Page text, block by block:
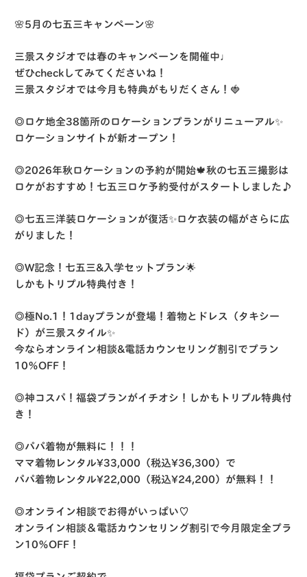
🌸5月の七五三キャンペーン🌸
三景スタジオでは春のキャンペーンを開催中♩
ぜひcheckしてみてくださいね！
三景スタジオでは今月も特典がもりだくさん！🍓
◎ロケ地全38箇所のロケーションプランがリニューアル✨
ロケーションサイトが新オープン！
◎2026年秋ロケーションの予約が開始🍁秋の七五三撮影は
ロケがおすすめ！七五三ロケ予約受付がスタートしました♪
◎七五三洋装ロケーションが復活✨ロケ衣装の幅がさらに広
がりました！
◎W記念！七五三&入学セットプラン🌟
しかもトリプル特典付き！
◎極No.1！1dayプランが登場！着物とドレス（タキシー
ド）が三景スタイル✨
今ならオンライン相談&電話カウンセリング割引でプラン
10％OFF！
◎神コスパ！福袋プランがイチオシ！しかもトリプル特典付
き！
◎パパ着物が無料に！！！
ママ着物レンタル¥33,000（税込¥36,300）で
パパ着物レンタル¥22,000（税込¥24,200）が無料！！
◎オンライン相談でお得がいっぱい♡
オンライン相談＆電話カウンセリング割引で今月限定全プラ
ン10％OFF！